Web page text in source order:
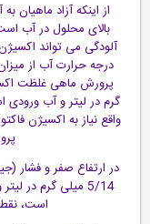
از اینکه آزاد ماهیان به
بالای محلول در آب
آلودگی می تواند
درجه حرارت آب از
گرم در لیتر و آب ورودی
واقع نیاز به اکسیژن
است، نقطه بحرانی 18